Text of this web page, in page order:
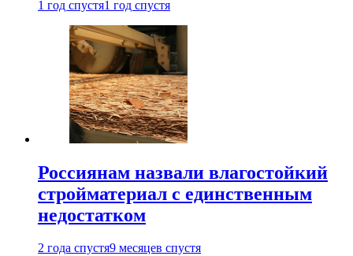
1 год спустя1 год спустя
Россиянам назвали влагостойкий
стройматериал с единственным
недостатком
2 года спустя9 месяцев спустя